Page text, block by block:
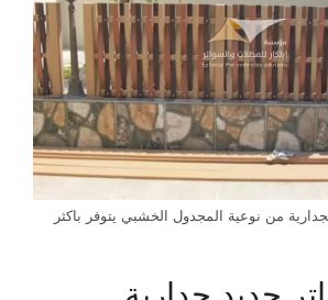
من نوعية المجدول الخشبي يتوفر باكثر